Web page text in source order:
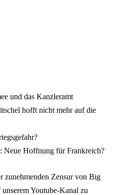
und das Kanzleramt
hofft nicht mehr auf die
Neue Hoffnung für Frankreich?
zunehmenden Zensur von Big
Youtube-Kanal zu